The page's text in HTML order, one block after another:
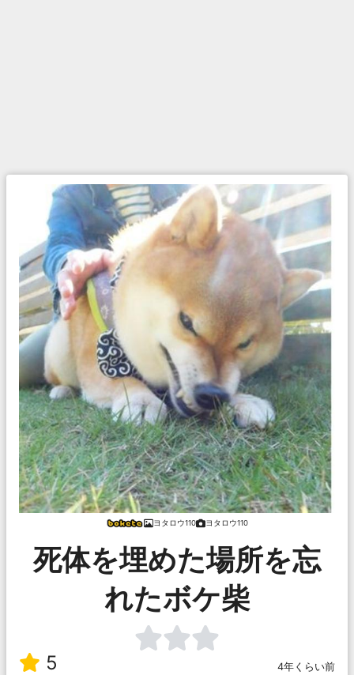
ヨタロウ110 ヨタロウ110
死体を埋めた場所を忘
れたボケ柴
5
4年くらい前